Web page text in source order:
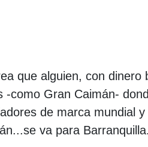
que alguien, con dinero
-como Gran Caimán-
de marca mundial y
va para